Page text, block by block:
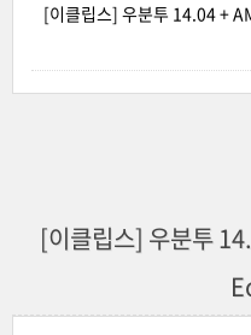
[이클립스] 우분투 14.04 +
[이클립스] 우분투